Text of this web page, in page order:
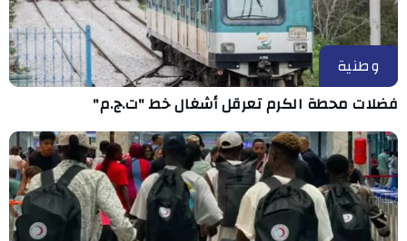
وطنية
فضلات محطة الكرم تعرقل أشغال خط "ت.ج.م"